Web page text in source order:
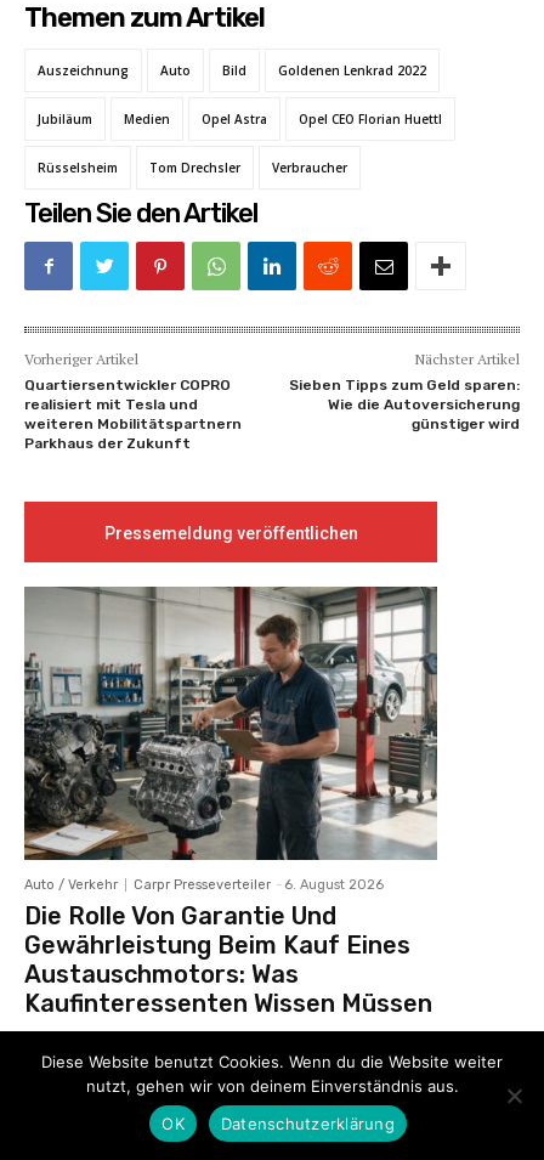
Themen zum Artikel
Auszeichnung Auto Bild Goldenen Lenkrad 2022
Jubiläum Medien Opel Astra Opel CEO Florian Huettl
Rüsselsheim Tom Drechsler Verbraucher
Teilen Sie den Artikel
Vorheriger Artikel
Quartiersentwickler COPRO
realisiert mit Tesla und
weiteren Mobilitätspartnern
Parkhaus der Zukunft
Nächster Artikel
Sieben Tipps zum Geld sparen:
Wie die Autoversicherung
günstiger wird
Pressemeldung veröffentlichen
Auto / Verkehr Carpr Presseverteiler - 6. August 2026
Die Rolle Von Garantie Und
Gewährleistung Beim Kauf Eines
Austauschmotors: Was
Kaufinteressenten Wissen Müssen
Diese Website benutzt Cookies. Wenn du die Website weiter
nutzt, gehen wir von deinem Einverständnis aus.
OK
Datenschutzerklärung